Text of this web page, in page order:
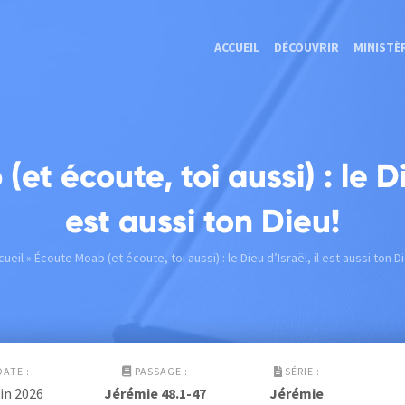
ACCUEIL DÉCOUVRIR
écoute, toi aussi) : le
est aussi ton Dieu!
» Écoute Moab (et écoute, toi aussi) : le Dieu d’Israël, il est aussi ton
:
2026
PASSAGE :
Jérémie 48.1-47
SÉRIE :
Jérémie